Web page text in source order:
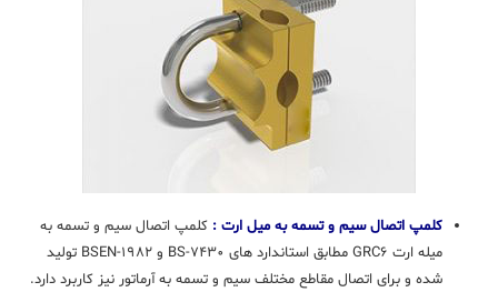
کلمپ اتصال سیم و تسمه به میل ارت : کلمپ اتصال سیم و تسمه به
میله ارت GRC۶ مطابق استاندارد های BS-۷۴۳۰ و BSEN-۱۹۸۲ تولید
شده و برای اتصال مقاطع مختلف سیم و تسمه به آرماتور نیز کاربرد دارد.